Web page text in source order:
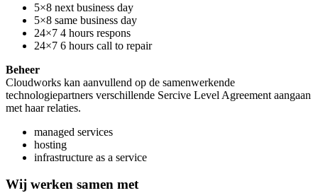
5×8 next business day
5×8 same business day
24×7 4 hours respons
24×7 6 hours call to repair
Beheer
Cloudworks kan aanvullend op de samenwerkende
technologiepartners verschillende Sercive Level Agreement aangaan
met haar relaties.
managed services
hosting
infrastructure as a service
Wij werken samen met